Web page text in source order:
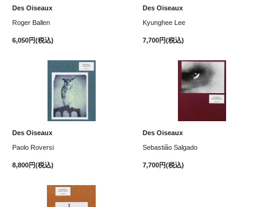
Des Oiseaux
Roger Ballen
6,050円(税込)
Des Oiseaux
Kyunghee Lee
7,700円(税込)
Des Oiseaux
Paolo Roversi
8,800円(税込)
Des Oiseaux
Sebastião Salgado
7,700円(税込)